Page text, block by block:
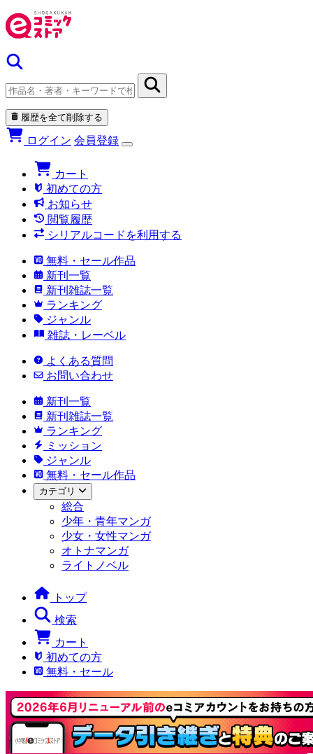
履歴を全て削除する
ログイン 会員登録
カート
初めての方
お知らせ
閲覧履歴
シリアルコードを利用する
無料・セール作品
新刊一覧
新刊雑誌一覧
ランキング
ジャンル
雑誌・レーベル
よくある質問
お問い合わせ
新刊一覧
新刊雑誌一覧
ランキング
ミッション
ジャンル
無料・セール作品
カテゴリ
総合
少年・青年マンガ
少女・女性マンガ
オトナマンガ
ライトノベル
トップ
検索
カート
初めての方
無料・セール